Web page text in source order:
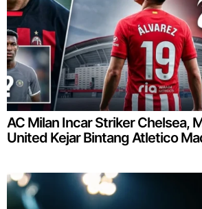
AC Milan Incar Striker Chelsea,
United Kejar Bintang Atletico